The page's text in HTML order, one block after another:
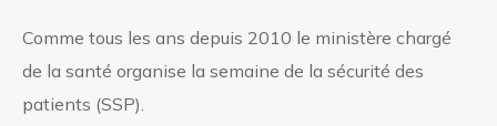
Comme tous les ans depuis 2010 le ministère chargé
de la santé organise la semaine de la sécurité des
patients (SSP).